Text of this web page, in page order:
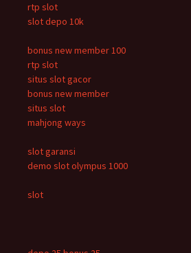
rtp slot
slot depo 10k
bonus new member 100
rtp slot
situs slot gacor
bonus new member
situs slot
mahjong ways
slot garansi
demo slot olympus 1000
slot